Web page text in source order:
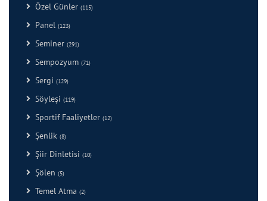
Özel Günler (115)
Panel (123)
Seminer (291)
Sempozyum (71)
Sergi (129)
Söyleşi (119)
Sportif Faaliyetler (12)
Şenlik (8)
Şiir Dinletisi (10)
Şölen (5)
Temel Atma (2)